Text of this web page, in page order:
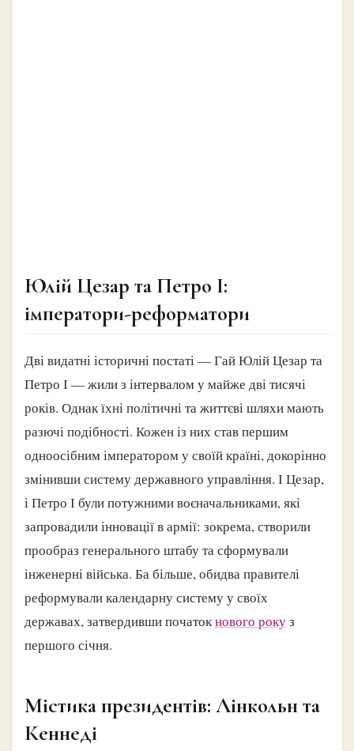
Юлій Цезар та Петро І:
імператори-реформатори
Дві видатні історичні постаті — Гай Юлій Цезар та
Петро І — жили з інтервалом у майже дві тисячі
років. Однак їхні політичні та життєві шляхи мають
разючі подібності. Кожен із них став першим
одноосібним імператором у своїй країні, докорінно
змінивши систему державного управління. І Цезар,
і Петро І були потужними воєначальниками, які
запровадили інновації в армії: зокрема, створили
прообраз генерального штабу та сформували
інженерні війська. Ба більше, обидва правителі
реформували календарну систему у своїх
державах, затвердивши початокнового рокуз
першого січня.
Містика президентів: Лінкольн та
Кеннеді